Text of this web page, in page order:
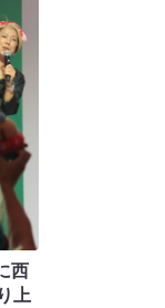
西
上